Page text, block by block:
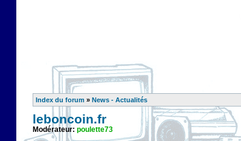
Index du forum » News - Actualités
leboncoin.fr
Modérateur: poulette73